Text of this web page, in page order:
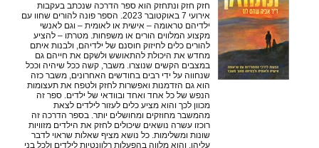
חזק חזק ונתחזק הוא ספר הדרכה שנכתב בעקבות
אירועי 7 באוקטובר 2023. הספר פונה להורים שחוו עם
ילדיהם טראומה – אישית או לאומית – וגם לאנשי
מקצוע המלווים הורים או משפחות. מטרתו – להציע
להורים כלים לחיזוק חוסנם של ילדיהם, ולבנות איתם
מחדש את היכולת להתאושש ולשקם את חייהם גם
במצבים הקשים שנוצרו. משבר, קשה ככל שיהיה וככל
שנחווה על ידי רבים בחודשים האחרונים, משבר כזה
הוא גם הזדמנות ואפשרות לחזק ולטפח את תעצומות
הנפש של כל אחד ואחד ובוודאי של ילדים. ספר זה
מכוון לכך והוא מציע כלים לעזור לילדים לצאת
מהמשבר מחוזקים ומחושלים יותר. בספר הדרכה זה
רוכזו עשרה נושאים שיכולים לחזק את הילדים מזוויות
שונות ומשלימות. כל נושא מציף שאלות שראוי לדבר
עליהן, והוא מלווה בהפעלות רלוונטיות לילדים ולכל בני